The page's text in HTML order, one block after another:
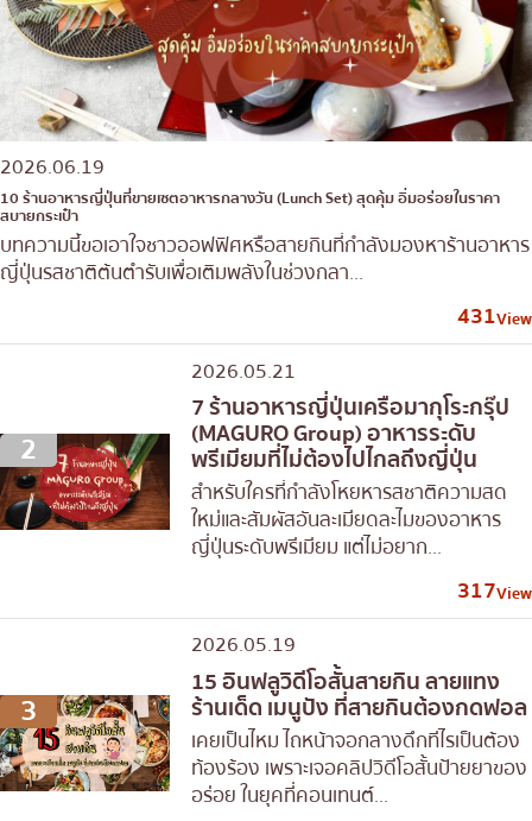
2026.06.19
10 ร้านอาหารญี่ปุ่นที่ขายเซตอาหารกลางวัน (Lunch Set) สุดคุ้ม อิ่มอร่อยในราคา
สบายกระเป๋า
บทความนี้ขอเอาใจชาวออฟฟิศหรือสายกินที่กำลังมองหาร้านอาหาร
ญี่ปุ่นรสชาติต้นตำรับเพื่อเติมพลังในช่วงกลา...
431View
2
2026.05.21
7 ร้านอาหารญี่ปุ่นเครือมากุโระกรุ๊ป
(MAGURO Group) อาหารระดับ
พรีเมียมที่ไม่ต้องไปไกลถึงญี่ปุ่น
สำหรับใครที่กำลังโหยหารสชาติความสด
ใหม่และสัมผัสอันละเมียดละไมของอาหาร
ญี่ปุ่นระดับพรีเมียม แต่ไม่อยาก...
317View
3
2026.05.19
15 อินฟลูวิดีโอสั้นสายกิน ลายแทง
ร้านเด็ด เมนูปัง ที่สายกินต้องกดฟอล
เคยเป็นไหม ไถหน้าจอกลางดึกทีไรเป็นต้อง
ท้องร้อง เพราะเจอคลิปวิดีโอสั้นป้ายยาของ
อร่อย ในยุคที่คอนเทนต์...